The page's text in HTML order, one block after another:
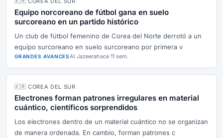
Equipo norcoreano de fútbol gana en suelo
surcoreano en un partido histórico
Un club de fútbol femenino de Corea del Norte derrotó a un
equipo surcoreano en suelo surcoreano por primera v
GRANDES AVANCESAl Jazeerahace 11 sem.
🇰🇷 COREA DEL SUR
Electrones forman patrones irregulares en material
cuántico, científicos sorprendidos
Los electrones dentro de un material cuántico no se organizan
de manera ordenada. En cambio, forman patrones c